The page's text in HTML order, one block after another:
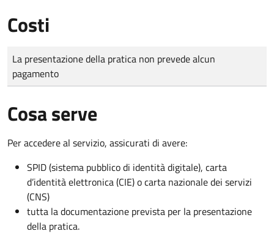
Costi
Tipo di pagamento
Importo
La presentazione della pratica non prevede alcun
pagamento
Cosa serve
Per accedere al servizio, assicurati di avere:
SPID (sistema pubblico di identità digitale), carta
d’identità elettronica (CIE) o carta nazionale dei servizi
(CNS)
tutta la documentazione prevista per la presentazione
della pratica.